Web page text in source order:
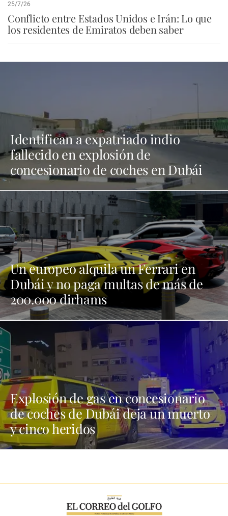
25/7/26
Conflicto entre Estados Unidos e Irán: Lo que
los residentes de Emiratos deben saber
Identifican a expatriado indio
fallecido en explosión de
concesionario de coches en Dubái
Un europeo alquila un Ferrari en
Dubái y no paga multas de más de
200.000 dirhams
Explosión de gas en concesionario
de coches de Dubái deja un muerto
y cinco heridos